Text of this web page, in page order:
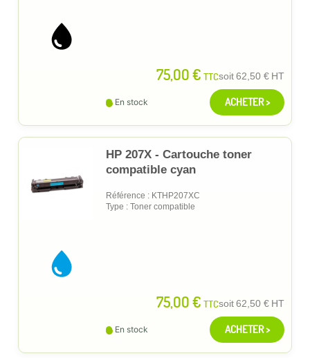
75,00 € TTCsoit62,50 € HT
En stock ACHETER >
HP 207X - Cartouche toner
compatible cyan
Référence : KTHP207XC
Type : Toner compatible
75,00 € TTCsoit62,50 € HT
En stock ACHETER >